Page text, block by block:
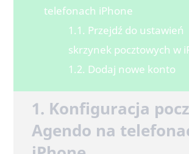
telefonach iPhone
1.1. Przejdź do ustawień
skrzynek pocztowych w
1.2. Dodaj nowe konto
1. Konfiguracja
Agendo na